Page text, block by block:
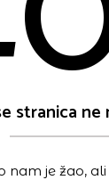
stranica
nam je žao, ali